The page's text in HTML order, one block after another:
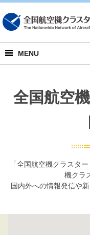
MENU
全国航空
「全国航空機クラスタ
機クラ
国内外への情報発信や